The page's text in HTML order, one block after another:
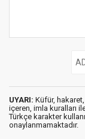
UYARI: Küfür,
içeren, imla kuralları
Türkçe karakter
onaylanmamaktadır.